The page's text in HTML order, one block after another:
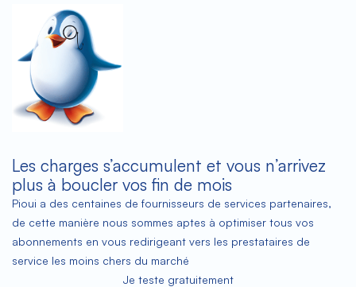
Les charges s’accumulent et vous n’arrivez
plus à boucler vos fin de mois
Pioui a des centaines de fournisseurs de services partenaires,
de cette manière nous sommes aptes à optimiser tous vos
abonnements en vous redirigeant vers les prestataires de
service les moins chers du marché
Je teste gratuitement